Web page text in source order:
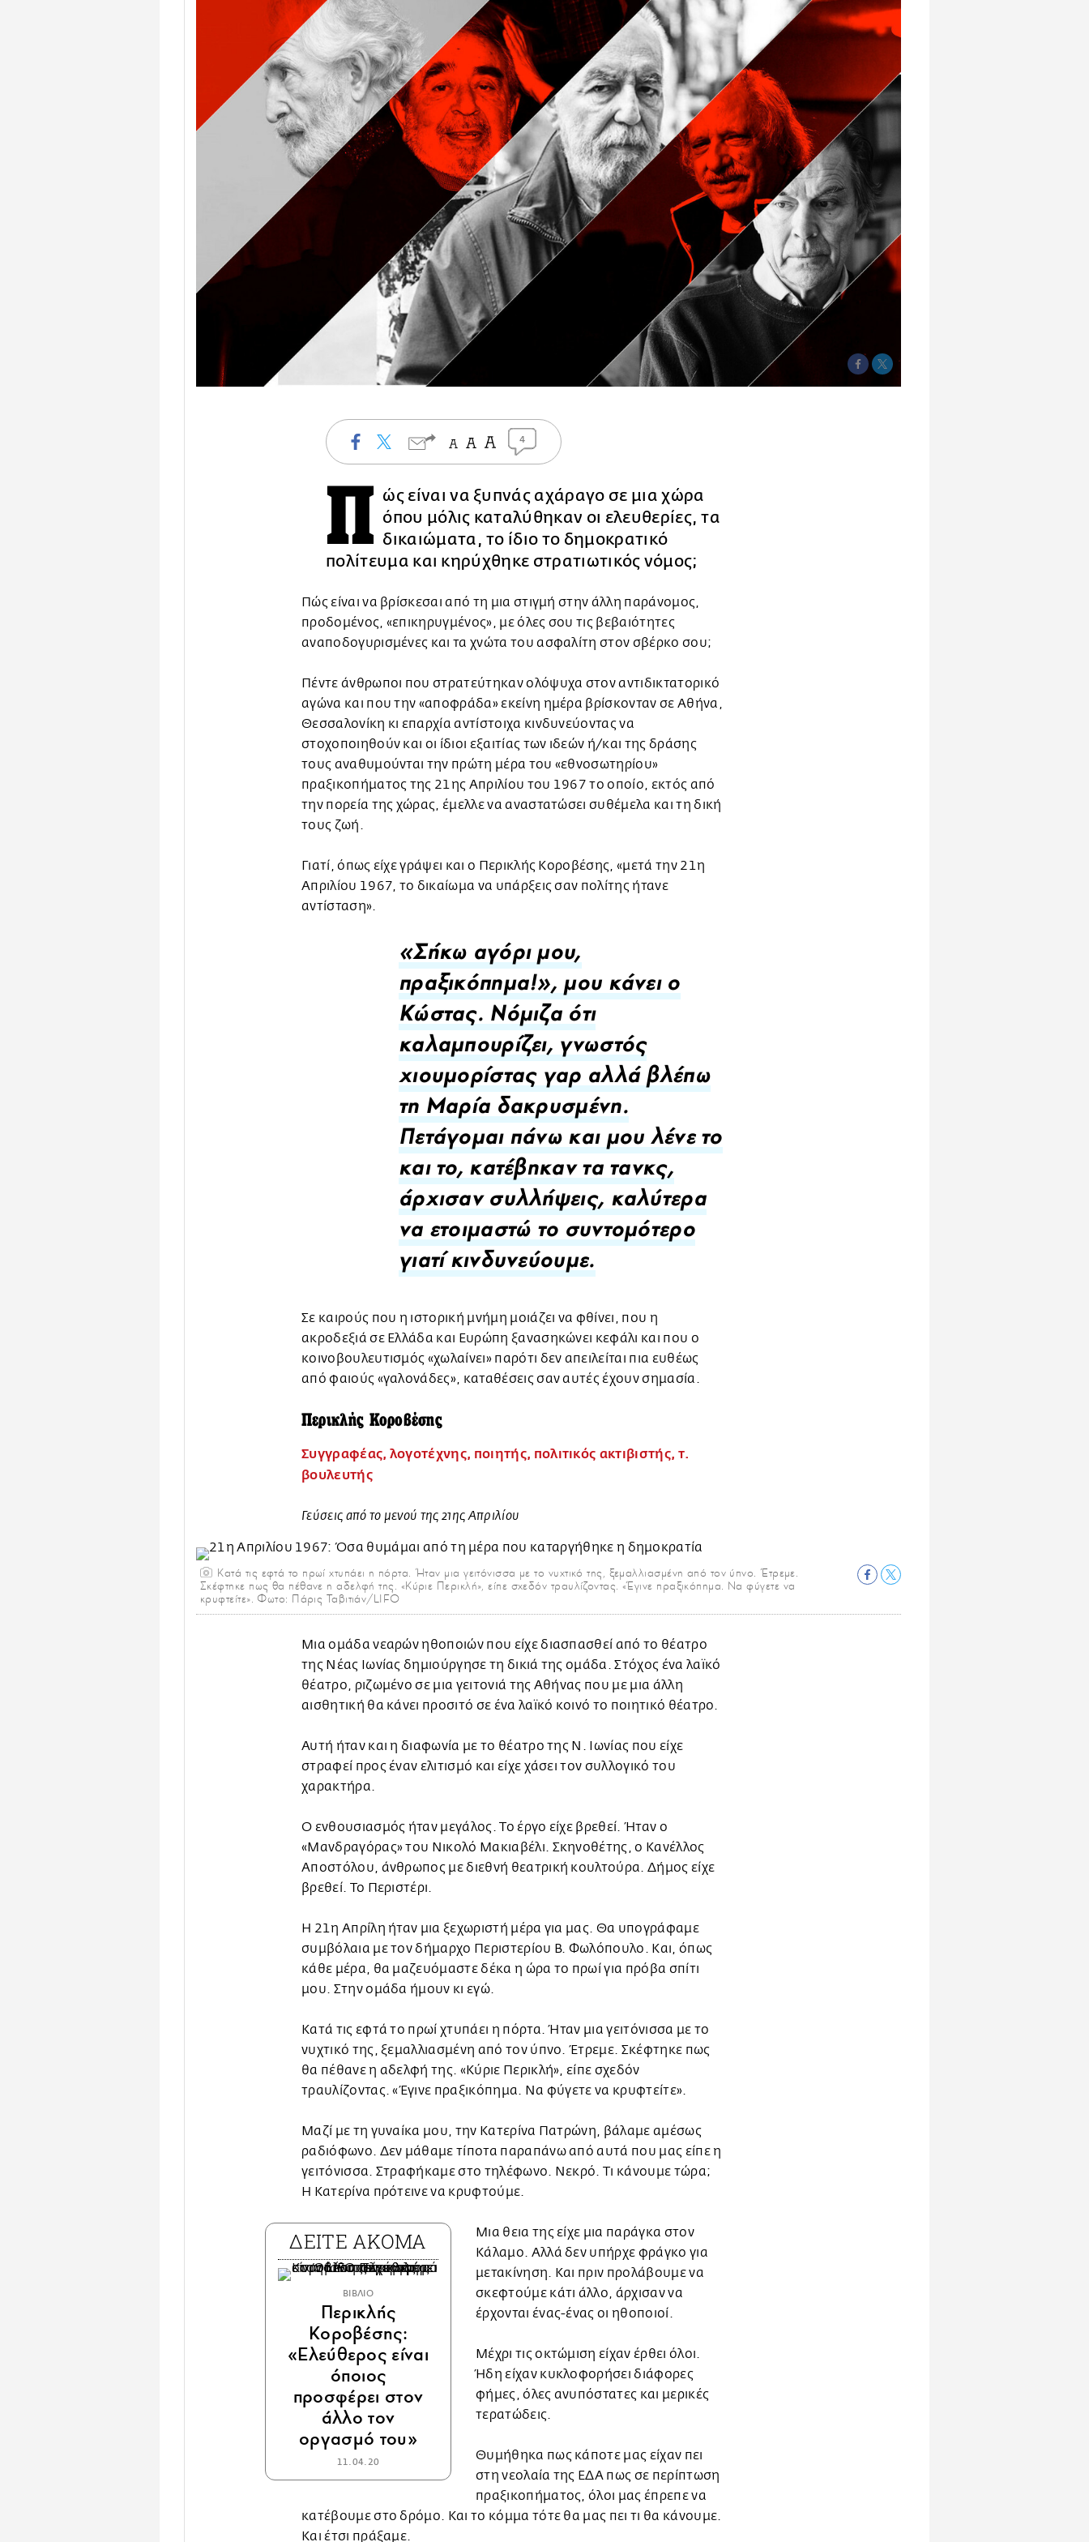
4
Π ώς είναι να ξυπνάς αχάραγο σε μια χώρα
όπου μόλις καταλύθηκαν οι ελευθερίες, τα
δικαιώματα, το ίδιο το δημοκρατικό
πολίτευμα και κηρύχθηκε στρατιωτικός νόμος;
Πώς είναι να βρίσκεσαι από τη μια στιγμή στην άλλη παράνομος,
προδομένος, «επικηρυγμένος», με όλες σου τις βεβαιότητες
αναποδογυρισμένες και τα χνώτα του ασφαλίτη στον σβέρκο σου;
Πέντε άνθρωποι που στρατεύτηκαν ολόψυχα στον αντιδικτατορικό
αγώνα και που την «αποφράδα» εκείνη ημέρα βρίσκονταν σε Αθήνα,
Θεσσαλονίκη κι επαρχία αντίστοιχα κινδυνεύοντας να
στοχοποιηθούν και οι ίδιοι εξαιτίας των ιδεών ή/και της δράσης
τους αναθυμούνται την πρώτη μέρα του «εθνοσωτηρίου»
πραξικοπήματος της 21ης Απριλίου του 1967 το οποίο, εκτός από
την πορεία της χώρας, έμελλε να αναστατώσει συθέμελα και τη δική
τους ζωή.
Γιατί, όπως είχε γράψει και ο Περικλής Κοροβέσης, «μετά την 21η
Απριλίου 1967, το δικαίωμα να υπάρξεις σαν πολίτης ήτανε
αντίσταση».
«Σήκω αγόρι μου,
πραξικόπημα!», μου κάνει ο
Κώστας. Νόμιζα ότι
καλαμπουρίζει, γνωστός
χιουμορίστας γαρ αλλά βλέπω
τη Μαρία δακρυσμένη.
Πετάγομαι πάνω και μου λένε το
και το, κατέβηκαν τα τανκς,
άρχισαν συλλήψεις, καλύτερα
να ετοιμαστώ το συντομότερο
γιατί κινδυνεύουμε.
Σε καιρούς που η ιστορική μνήμη μοιάζει να φθίνει, που η
ακροδεξιά σε Ελλάδα και Ευρώπη ξανασηκώνει κεφάλι και που ο
κοινοβουλευτισμός «χωλαίνει» παρότι δεν απειλείται πια ευθέως
από φαιούς «γαλονάδες», καταθέσεις σαν αυτές έχουν σημασία.
Περικλής Κοροβέσης
Συγγραφέας, λογοτέχνης, ποιητής, πολιτικός ακτιβιστής, τ.
βουλευτής
Γεύσεις από το μενού της 21ης Απριλίου
Κατά τις εφτά το πρωί χτυπάει η πόρτα. Ήταν μια γειτόνισσα με το νυχτικό της, ξεμαλλιασμένη από τον ύπνο. Έτρεμε.
Σκέφτηκε πως θα πέθανε η αδελφή της. «Κύριε Περικλή», είπε σχεδόν τραυλίζοντας. «Έγινε πραξικόπημα. Να φύγετε να
κρυφτείτε». Φωτο: Πάρις Ταβιτιάν/LIFO
Μια ομάδα νεαρών ηθοποιών που είχε διασπασθεί από το θέατρο
της Νέας Ιωνίας δημιούργησε τη δικιά της ομάδα. Στόχος ένα λαϊκό
θέατρο, ριζωμένο σε μια γειτονιά της Αθήνας που με μια άλλη
αισθητική θα κάνει προσιτό σε ένα λαϊκό κοινό το ποιητικό θέατρο.
Αυτή ήταν και η διαφωνία με το θέατρο της Ν. Ιωνίας που είχε
στραφεί προς έναν ελιτισμό και είχε χάσει τον συλλογικό του
χαρακτήρα.
Ο ενθουσιασμός ήταν μεγάλος. Το έργο είχε βρεθεί. Ήταν ο
«Μανδραγόρας» του Νικολό Μακιαβέλι. Σκηνοθέτης, ο Κανέλλος
Αποστόλου, άνθρωπος με διεθνή θεατρική κουλτούρα. Δήμος είχε
βρεθεί. Το Περιστέρι.
Η 21η Απρίλη ήταν μια ξεχωριστή μέρα για μας. Θα υπογράφαμε
συμβόλαια με τον δήμαρχο Περιστερίου Β. Φωλόπουλο. Και, όπως
κάθε μέρα, θα μαζευόμαστε δέκα η ώρα το πρωί για πρόβα σπίτι
μου. Στην ομάδα ήμουν κι εγώ.
Κατά τις εφτά το πρωί χτυπάει η πόρτα. Ήταν μια γειτόνισσα με το
νυχτικό της, ξεμαλλιασμένη από τον ύπνο. Έτρεμε. Σκέφτηκε πως
θα πέθανε η αδελφή της. «Κύριε Περικλή», είπε σχεδόν
τραυλίζοντας. «Έγινε πραξικόπημα. Να φύγετε να κρυφτείτε».
Μαζί με τη γυναίκα μου, την Κατερίνα Πατρώνη, βάλαμε αμέσως
ραδιόφωνο. Δεν μάθαμε τίποτα παραπάνω από αυτά που μας είπε η
γειτόνισσα. Στραφήκαμε στο τηλέφωνο. Νεκρό. Τι κάνουμε τώρα;
Η Κατερίνα πρότεινε να κρυφτούμε.
ΔΕΙΤΕ ΑΚΟΜΑ
ΒΙΒΛΙΟ
Περικλής
Κοροβέσης:
«Ελεύθερος είναι
όποιος
προσφέρει στον
άλλο τον
οργασμό του»
11.04.20
Μια θεια της είχε μια παράγκα στον
Κάλαμο. Αλλά δεν υπήρχε φράγκο για
μετακίνηση. Και πριν προλάβουμε να
σκεφτούμε κάτι άλλο, άρχισαν να
έρχονται ένας-ένας οι ηθοποιοί.
Μέχρι τις οκτώμιση είχαν έρθει όλοι.
Ήδη είχαν κυκλοφορήσει διάφορες
φήμες, όλες ανυπόστατες και μερικές
τερατώδεις.
Θυμήθηκα πως κάποτε μας είχαν πει
στη νεολαία της ΕΔΑ πως σε περίπτωση
πραξικοπήματος, όλοι μας έπρεπε να
κατέβουμε στο δρόμο. Και το κόμμα τότε θα μας πει τι θα κάνουμε.
Και έτσι πράξαμε.